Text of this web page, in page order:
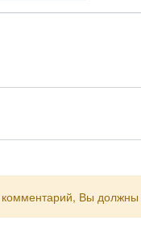
комментарий, Вы должны